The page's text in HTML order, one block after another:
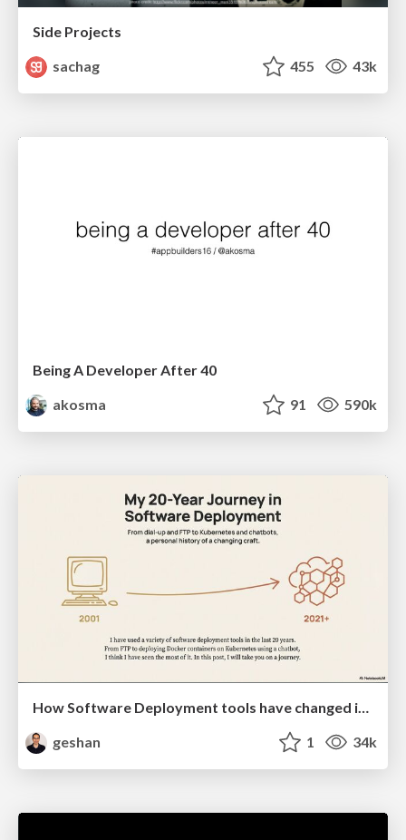
Side Projects
sachag
455 43k
Being A Developer After 40
akosma
91 590k
How Software Deployment tools have changed in the past 20 years
geshan
1 34k